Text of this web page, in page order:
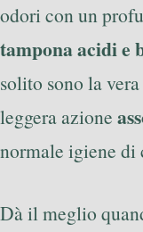
odori con un
tampona acidi e
solito sono la
leggera azione
normale igiene di
Dà il meglio